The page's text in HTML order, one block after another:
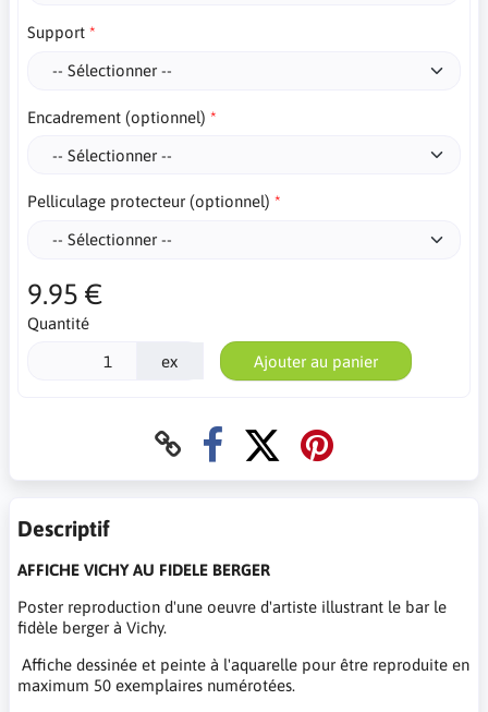
Support
Encadrement (optionnel)
Pelliculage protecteur (optionnel)
9.95 €
Quantité
ex Ajouter au panier
Descriptif
AFFICHE VICHY AU FIDELE BERGER
Poster reproduction d'une oeuvre d'artiste illustrant le bar le
fidèle berger à Vichy.
Affiche dessinée et peinte à l'aquarelle pour être reproduite en
maximum 50 exemplaires numérotées.